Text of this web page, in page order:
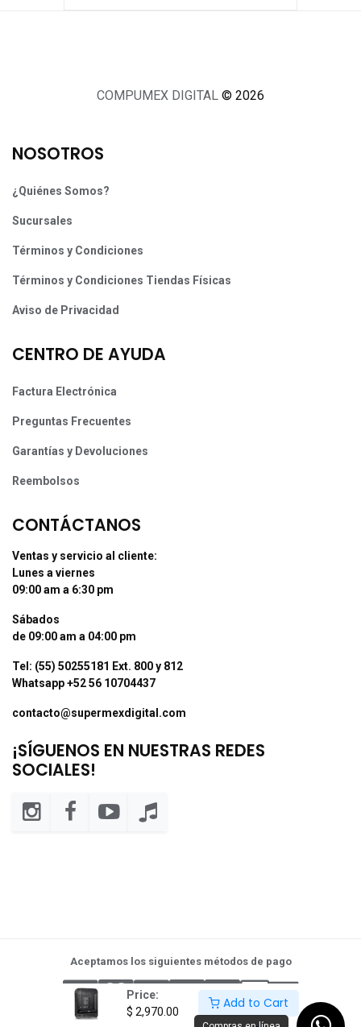
Price:
$ 2,970.00
Add to Cart
COMPUMEX DIGITAL © 2026
NOSOTROS
¿Quiénes Somos?
Sucursales
Términos y Condiciones
Términos y Condiciones Tiendas Físicas
Aviso de Privacidad
CENTRO DE AYUDA
Factura Electrónica
Preguntas Frecuentes
Garantías y Devoluciones
Reembolsos
CONTÁCTANOS
Ventas y servicio al cliente:
Lunes a viernes
09:00 am a 6:30 pm
Sábados
de 09:00 am a 04:00 pm
Tel: (55) 50255181 Ext. 800 y 812
Whatsapp +52 56 10704437
contacto@supermexdigital.com
¡SÍGUENOS EN NUESTRAS REDES
SOCIALES!
Aceptamos los siguientes métodos de pago